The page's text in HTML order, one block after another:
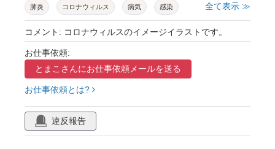
肺炎 コロナウィルス 病気 感染
医療 イラスト
全て表示 ≫
コメント: コロナウィルスのイメージイラストです。
お仕事依頼:
とまこさんにお仕事依頼メールを送る
お仕事依頼とは?
違反報告